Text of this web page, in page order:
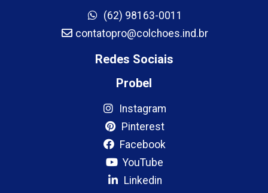
(62) 98163-0011
contatopro@colchoes.ind.br
Redes Sociais
Probel
Instagram
Pinterest
Facebook
YouTube
Linkedin